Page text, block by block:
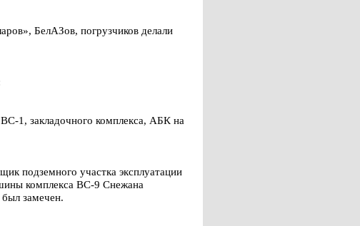
БелАЗов, погрузчиков делали
1, закладочного комплекса, АБК на
подземного участка эксплуатации
комплекса ВС-9 Снежана
замечен.